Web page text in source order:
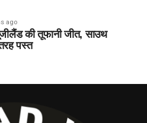
ago
की तूफानी जीत, साउथ
पस्त